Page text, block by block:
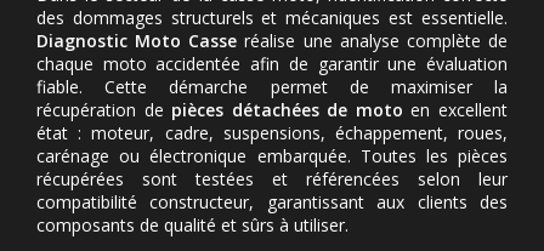
des dommages structurels et mécaniques est essentielle.
Diagnostic Moto Casseréalise une analyse complète de
chaque moto accidentée afin de garantir une évaluation
fiable. Cette démarche permet de maximiser la
récupération de pièces détachées de moto en excellent
état : moteur, cadre, suspensions, échappement, roues,
carénage ou électronique embarquée. Toutes les pièces
récupérées sont testées et référencées selon leur
compatibilité constructeur, garantissant aux clients des
composants de qualité et sûrs à utiliser.